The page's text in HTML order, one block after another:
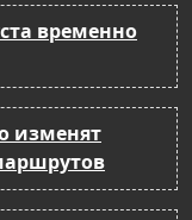
временно
изменят